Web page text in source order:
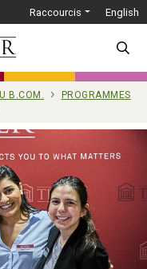
Raccourcis English
B.COM.
PROGRAMMES